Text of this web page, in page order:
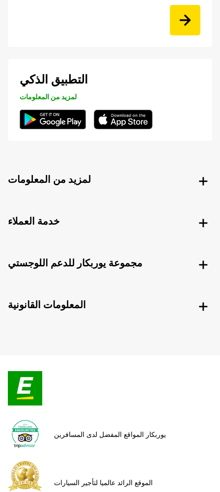
التطبيق الذكي
لمزيد من المعلومات
لمزيد من المعلومات
خدمة العملاء
مجموعة يوربكار للدعم اللوجستي
المعلومات القانونية
يوربكار المواقع المفضل لدى المسافرين
الموقع الرائد عالميا لتأجير السيارات